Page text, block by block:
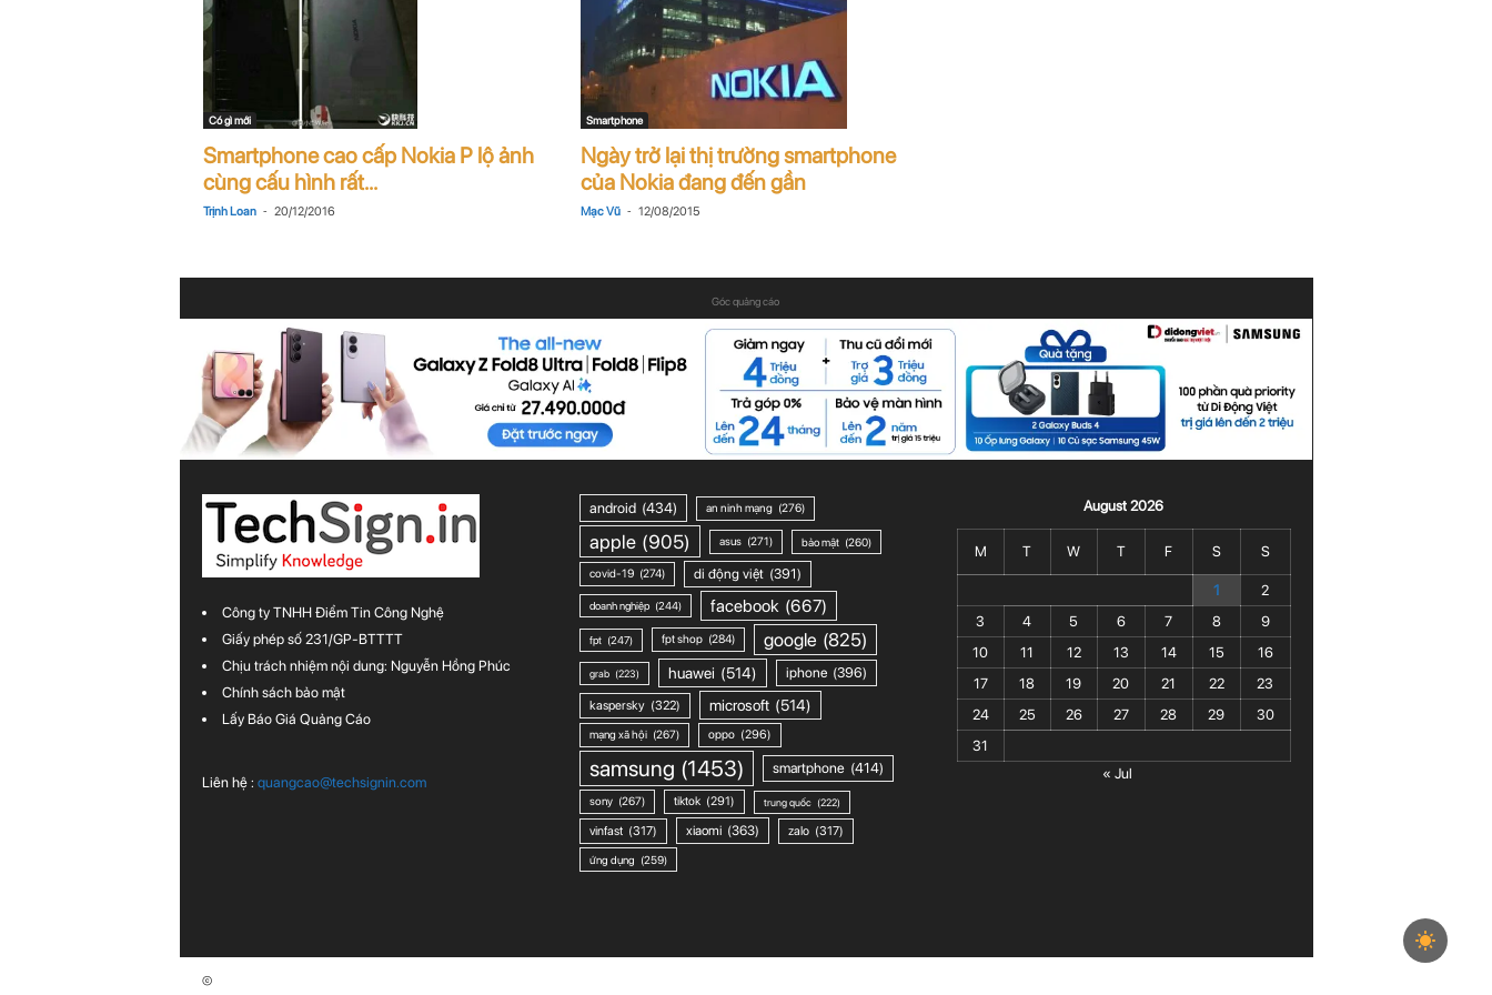
Có gì mới
Smartphone cao cấp Nokia P lộ ảnh
cùng cấu hình rất...
Trịnh Loan - 20/12/2016
Smartphone
Ngày trở lại thị trường smartphone
của Nokia đang đến gần
Mạc Vũ - 12/08/2015
Góc quảng cáo
Công ty TNHH Điểm Tin Công Nghệ
Giấy phép số 231/GP-BTTTT
Chịu trách nhiệm nội dung: Nguyễn Hồng Phúc
Chính sách bảo mật
Lấy Báo Giá Quảng Cáo
Liên hệ : quangcao@techsignin.com
android (434) an ninh mạng (276)
apple (905) asus (271) bảo mật (260)
covid-19 (274) di động việt (391)
doanh nghiệp (244) facebook (667)
fpt (247) fpt shop (284) google (825)
grab (223) huawei (514) iphone (396)
kaspersky (322) microsoft (514)
mạng xã hội (267) oppo (296)
samsung (1453) smartphone (414)
sony (267) tiktok (291) trung quốc (222)
vinfast (317) xiaomi (363) zalo (317)
ứng dụng (259)
August 2026
M T W T F S S
1
2
3
4 5 6 7 8
9
10
11 12 13 14 15
16
17
18 19 20 21 22
23
24
25 26 27 28 29
30
31
« Jul
©